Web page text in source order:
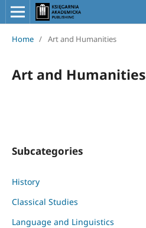
Home / Art and Humanities
Art and Humanities
Subcategories
History
Classical Studies
Language and Linguistics